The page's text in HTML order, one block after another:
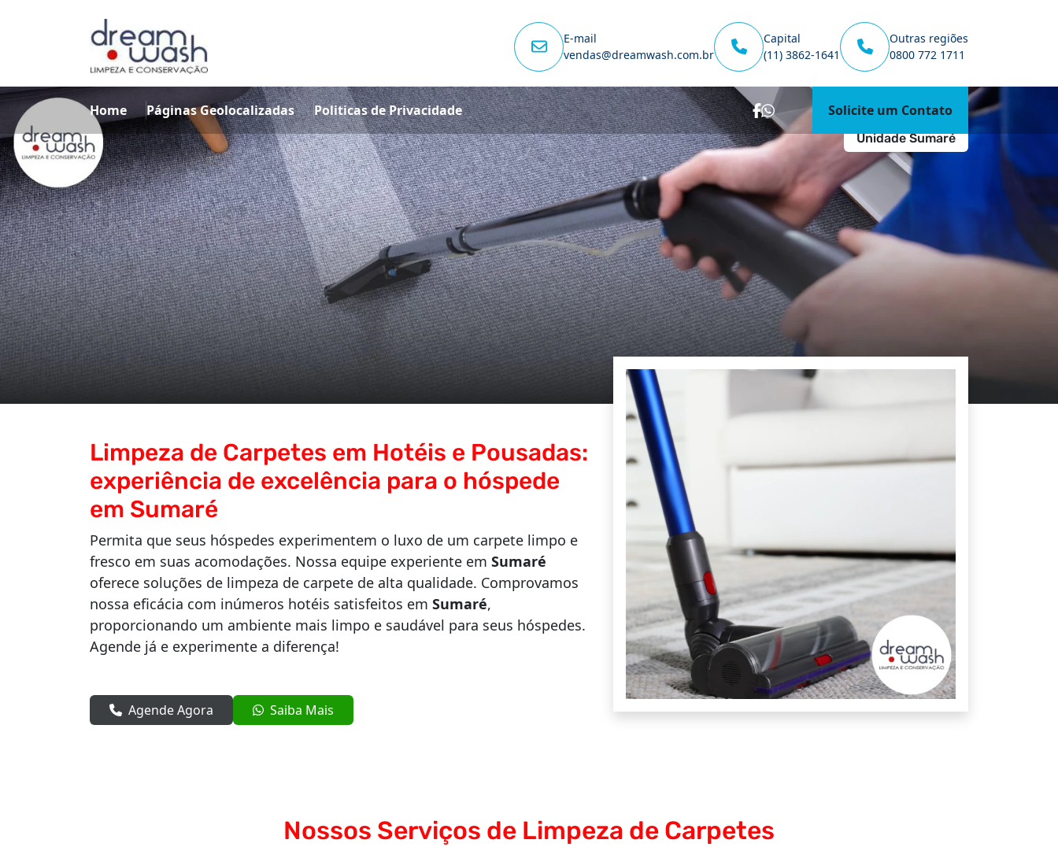
E-mail
vendas@dreamwash.com.br
Capital
(11) 3862-1641
Outras regiões
0800 772 1711
Home Páginas Geolocalizadas Politicas de Privacidade Solicite um Contato
Unidade Sumaré
Limpeza de Carpetes em Hotéis e Pousadas:
experiência de excelência para o hóspede
em Sumaré
Permita que seus hóspedes experimentem o luxo de um carpete limpo e
fresco em suas acomodações. Nossa equipe experiente em Sumaré
oferece soluções de limpeza de carpete de alta qualidade. Comprovamos
nossa eficácia com inúmeros hotéis satisfeitos em Sumaré,
proporcionando um ambiente mais limpo e saudável para seus hóspedes.
Agende já e experimente a diferença!
Agende Agora Saiba Mais
Nossos Serviços de Limpeza de Carpetes